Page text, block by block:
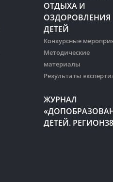
ОТДЫХА И
ОЗДОРОВЛЕНИЯ
ДЕТЕЙ
Конкурсные
Методические
материалы
Результаты
ЖУРНАЛ
ДЕТЕЙ.